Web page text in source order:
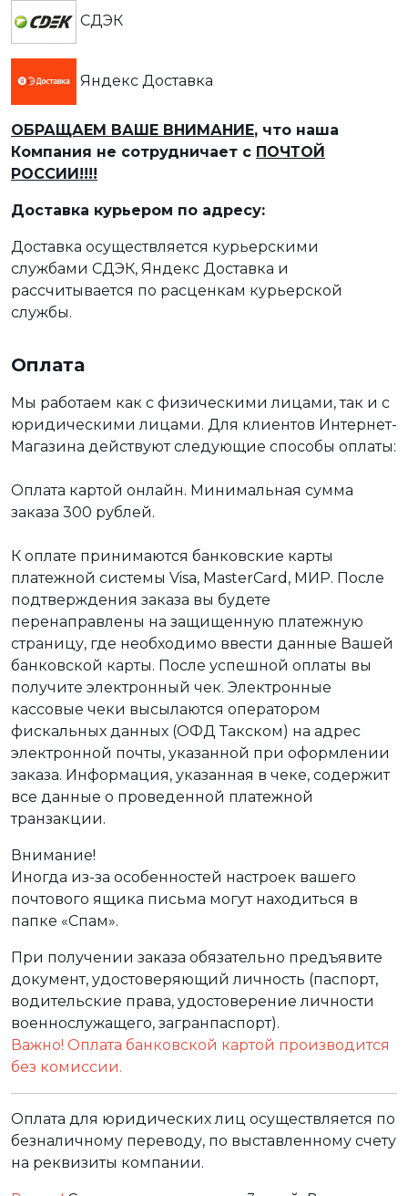
СДЭК
Яндекс Доставка
ОБРАЩАЕМ ВАШЕ ВНИМАНИЕ, что наша
Компания не сотрудничает с ПОЧТОЙ
РОССИИ!!!!
Доставка курьером по адресу:
Доставка осуществляется курьерскими
службами СДЭК, Яндекс Доставка и
рассчитывается по расценкам курьерской
службы.
Оплата
Мы работаем как с физическими лицами, так и с
юридическими лицами. Для клиентов Интернет-
Магазина действуют следующие способы оплаты:
Оплата картой онлайн. Минимальная сумма
заказа 300 рублей.
К оплате принимаются банковские карты
платежной системы Visa, MasterCard, МИР. После
подтверждения заказа вы будете
перенаправлены на защищенную платежную
страницу, где необходимо ввести данные Вашей
банковской карты. После успешной оплаты вы
получите электронный чек. Электронные
кассовые чеки высылаются оператором
фискальных данных (ОФД Такском) на адрес
электронной почты, указанной при оформлении
заказа. Информация, указанная в чеке, содержит
все данные о проведенной платежной
транзакции.
Внимание!
Иногда из-за особенностей настроек вашего
почтового ящика письма могут находиться в
папке «Спам».
При получении заказа обязательно предъявите
документ, удостоверяющий личность (паспорт,
водительские права, удостоверение личности
военнослужащего, загранпаспорт).
Важно! Оплата банковской картой производится
без комиссии.
Оплата для юридических лиц осуществляется по
безналичному переводу, по выставленному счету
на реквизиты компании.